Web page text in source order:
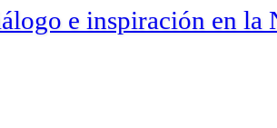
e inspiración en la